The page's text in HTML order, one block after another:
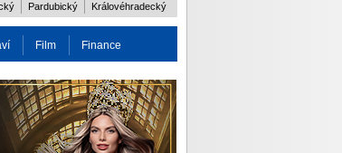
Pardubický Královéhradecký
Film Finance
Více ODM 2016